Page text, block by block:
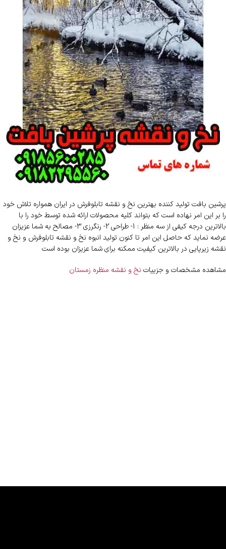
پرشین بافت تولید کننده بهترین نخ و نقشه تابلوفرش در ایران همواره تلاش خود
را بر این امر نهاده است که بتواند کلیه محصولات ارائه شده توسط خود را با
بالاترین درجه کیفی از سه منظر : 1- طراحی 2- رنگرزی 3- مصالح به شما عزیزان
عرضه نماید که حاصل این امر تا کنون تولید انبوه نخ و نقشه تابلوفرش و نخ و
نقشه زیرپایی در بالاترین کیفیت ممکنه برای شما عزیزان بوده است
مشاهده مشخصات و جزییات نخ و نقشه منظره زمستان